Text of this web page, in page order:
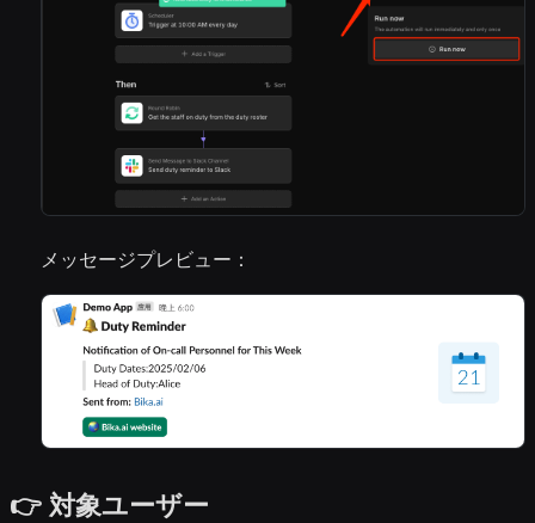
メッセージプレビュー：
👉 対象ユーザー